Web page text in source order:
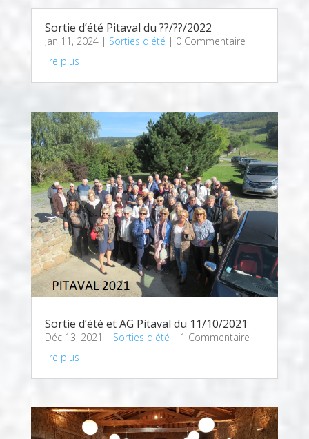
Sortie d’été Pitaval du ??/??/2022
Jan 11, 2024| Sorties d'été | 0 Commentaire
lire plus
Sortie d’été et AG Pitaval du 11/10/2021
Déc 13, 2021 | Sorties d'été | 1 Commentaire
lire plus